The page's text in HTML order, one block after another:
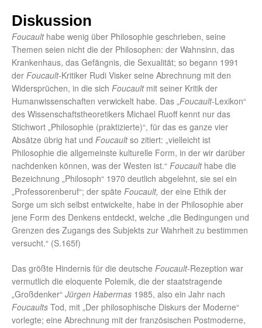
Diskussion
Foucault habe wenig über Philosophie geschrieben, seine
Themen seien nicht die der Philosophen: der Wahnsinn, das
Krankenhaus, das Gefängnis, die Sexualität; so begann 1991
der Foucault-Kritiker Rudi Visker seine Abrechnung mit den
Widersprüchen, in die sich Foucaultmit seiner Kritik der
Humanwissenschaften verwickelt habe. Das „Foucault-Lexikon“
des Wissenschaftstheoretikers Michael Ruoff kennt nur das
Stichwort „Philosophie (praktizierte)“, für das es ganze vier
Absätze übrig hat und Foucaultso zitiert: „vielleicht ist
Philosophie die allgemeinste kulturelle Form, in der wir darüber
nachdenken können, was der Westen ist.“ Foucault habe die
Bezeichnung „Philosoph“ 1970 deutlich abgelehnt, sie sei ein
„Professorenberuf“; der späte Foucault, der eine Ethik der
Sorge um sich selbst entwickelte, habe in der Philosophie aber
jene Form des Denkens entdeckt, welche „die Bedingungen und
Grenzen des Zugangs des Subjekts zur Wahrheit zu bestimmen
versucht.“ (S.165f)
Das größte Hindernis für die deutsche Foucault-Rezeption war
vermutlich die eloquente Polemik, die der staatstragende
„Großdenker“ Jürgen Habermas 1985, also ein Jahr nach
Foucaults Tod, mit „Der philosophische Diskurs der Moderne“
vorlegte; eine Abrechnung mit der französischen Postmoderne,